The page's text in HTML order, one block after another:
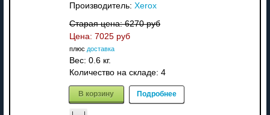
Производитель: Xerox
Старая цена:6270 руб
Цена: 7025 руб
плюс доставка
Вес: 0.6 кг.
Количество на складе: 4
В корзину Подробнее